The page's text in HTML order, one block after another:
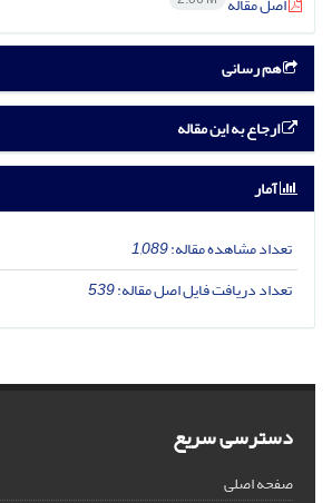
هم رسانی
ارجاع به این مقاله
آمار
تعداد مشاهده مقاله:1,089
تعداد دریافت فایل اصل مقاله:539
دسترسی سریع
صفحه اصلی